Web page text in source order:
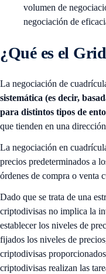
volumen de
negociación de
¿Qué es el
La negociación de
sistemática (es decir,
para distintos tipos de
que tienden en una
La negociación en
precios predeterminados a
órdenes de compra o venta
Dado que se trata de una
criptodivisas no implica la
establecer los niveles de
fijados los niveles de
criptodivisas
criptodivisas realizan las